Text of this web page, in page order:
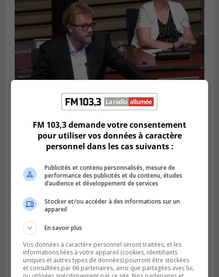
LONGUEUIL
Publié le 4 août 2026 à 08h28
Longueuil demande de reporter une
élection partielle
FM 103,3 demande votre consentement
pour utiliser vos données à caractère
personnel dans les cas suivants :
Publicités et contenu personnalisés, mesure de
performance des publicités et du contenu, études
d’audience et développement de services
Stocker et/ou accéder à des informations sur un
appareil
En savoir plus
Vos données à caractère personnel seront traitées, et les
informations liées à votre appareil (cookies, identifiants
uniques et autres types de données) pourront être stockées
et consultées par 66 partenaires, ainsi que partagées avec lui,